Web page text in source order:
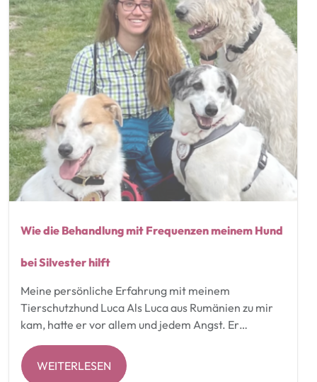
Wie die Behandlung mit Frequenzen meinem Hund
bei Silvester hilft
Meine persönliche Erfahrung mit meinem
Tierschutzhund Luca Als Luca aus Rumänien zu mir
kam, hatte er vor allem und jedem Angst. Er…
WEITERLESEN